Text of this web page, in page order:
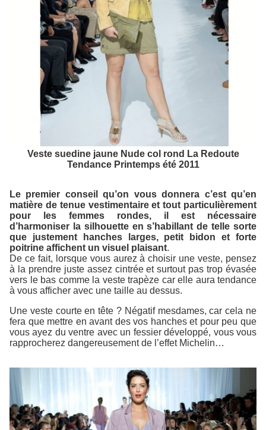
Veste suedine jaune Nude col rond La Redoute
Tendance Printemps été 2011
Le premier conseil qu’on vous donnera c’est qu’en
matière de tenue vestimentaire et tout particulièrement
pour les femmes rondes, il est nécessaire
d’harmoniser la silhouette en s’habillant de telle sorte
que justement hanches larges, petit bidon et forte
poitrine affichent un visuel plaisant.
De ce fait, lorsque vous aurez à choisir une veste, pensez
à la prendre juste assez cintrée et surtout pas trop évasée
vers le bas comme la veste trapèze car elle aura tendance
à vous afficher avec une taille au dessus.
Une veste courte en tête ? Négatif mesdames, car cela ne
fera que mettre en avant des vos hanches et pour peu que
vous ayez du ventre avec un fessier développé, vous vous
rapprocherez dangereusement de l’effet Michelin…